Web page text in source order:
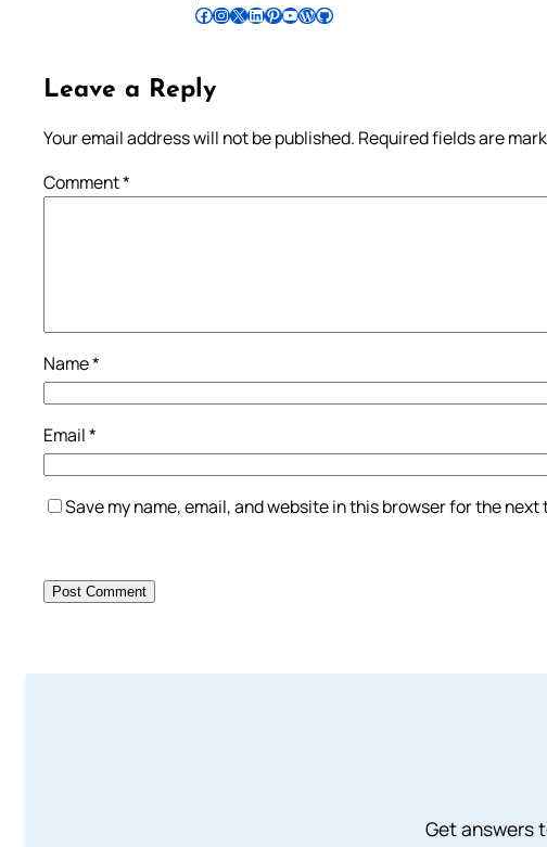
Follow Pradeep on Facebook Follow Pradeep on InstagramFollow Pradeep on X Follow Pradeep on LinkedIn Follow Pradeep on Pinterest Subscribe to Pradeep’s Youtube Channel Follow Pradeep on WordPress Follow Pradeep on GitHub
Leave a Reply
Your email address will not be published. Required fields are
Comment*
Name*
Email*
Save my name, email, and website in this browser for the next
Get answers